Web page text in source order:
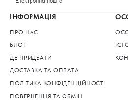
ІНФОРМАЦІЯ
ПРО НАС
БЛОГ
ДЕ ПРИДБАТИ
ДОСТАВКА ТА ОПЛАТА
ПОЛІТИКА КОНФІДЕНЦІЙНОСТІ
ПОВЕРНЕННЯ ТА ОБМІН